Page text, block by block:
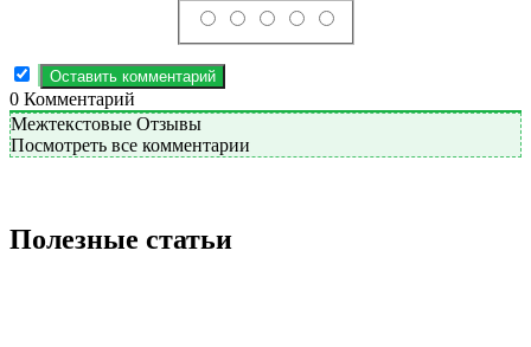
0 Комментарий
Межтекстовые Отзывы
Посмотреть все комментарии
Полезные статьи